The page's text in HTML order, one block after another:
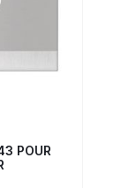
POUR